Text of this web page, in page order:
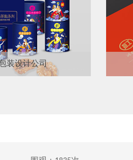
装设计公司